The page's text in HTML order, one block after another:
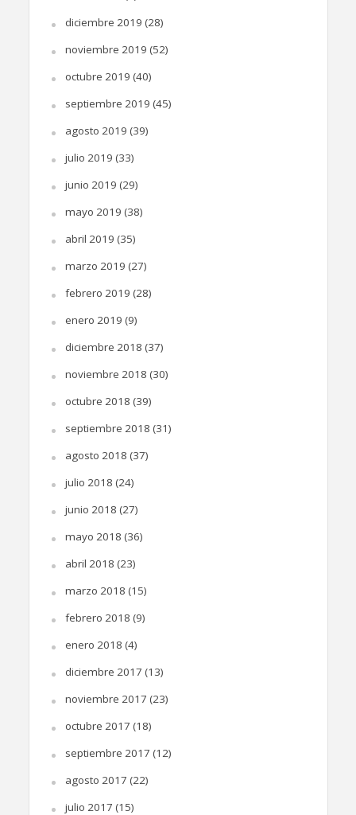
diciembre 2019 (28)
noviembre 2019 (52)
octubre 2019 (40)
septiembre 2019 (45)
agosto 2019 (39)
julio 2019 (33)
junio 2019 (29)
mayo 2019 (38)
abril 2019 (35)
marzo 2019 (27)
febrero 2019 (28)
enero 2019 (9)
diciembre 2018 (37)
noviembre 2018 (30)
octubre 2018 (39)
septiembre 2018 (31)
agosto 2018 (37)
julio 2018 (24)
junio 2018 (27)
mayo 2018 (36)
abril 2018 (23)
marzo 2018 (15)
febrero 2018 (9)
enero 2018 (4)
diciembre 2017 (13)
noviembre 2017 (23)
octubre 2017 (18)
septiembre 2017 (12)
agosto 2017 (22)
julio 2017 (15)